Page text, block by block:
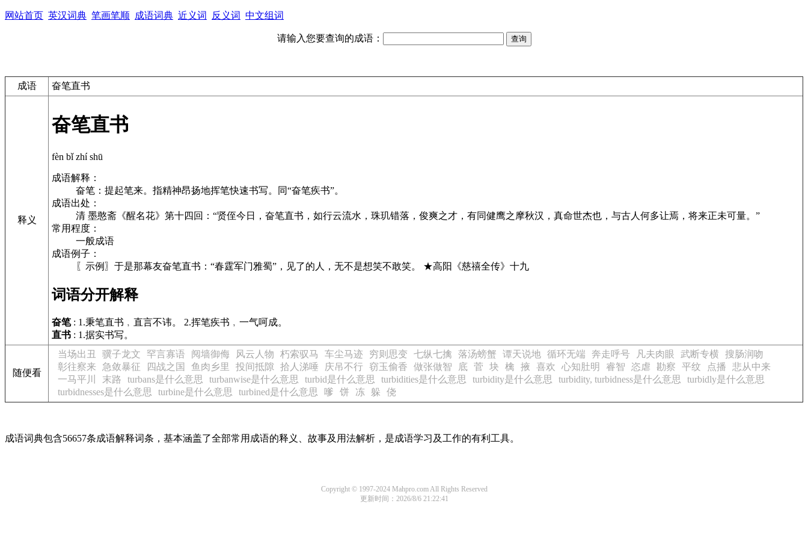
网站首页 英汉词典 笔画笔顺 成语词典 近义词 反义词 中文组词
请输入您要查询的成语：
成语 奋笔直书
释义
奋笔直书
fèn bǐ zhí shū
成语解释：
奋笔：提起笔来。指精神昂扬地挥笔快速书写。同“奋笔疾书”。
成语出处：
清 墨憨斋《醒名花》第十四回：“贤侄今日，奋笔直书，如行云流水，珠玑错落，俊爽之才，有同健鹰之摩秋汉，真命世杰也，与古人何多让焉，将来正未可量。”
常用程度：
一般成语
成语例子：
〖示例〗于是那幕友奋笔直书：“春霆军门雅蜀”，见了的人，无不是想笑不敢笑。 ★高阳《慈禧全传》十九
词语分开解释
奋笔: 1.秉笔直书﹐直言不讳。 2.挥笔疾书﹐一气呵成。
直书 : 1.据实书写。
随便看
当场出丑 骥子龙文 罕言寡语 阋墙御侮 风云人物 朽索驭马 车尘马迹 穷则思变 七纵七擒 落汤螃蟹 谭天说地 循环无端 奔走呼号 凡夫肉眼 武断专横 搜肠润吻
彰往察来
急敛暴征 四战之国 鱼肉乡里 投间抵隙 拾人涕唾 庆吊不行 窃玉偷香 做张做智 底 菅 块 檎 掖 喜欢 心知肚明 睿智 恣虐 勘察 平纹 点播
悲从中来
一马平川
末路 turbans是什么意思 turbanwise是什么意思 turbid是什么意思 turbidities是什么意思 turbidity是什么意思 turbidity, turbidness是什么意思
turbidly是什么意思
turbidnesses是什么意思
turbine是什么意思 turbined是什么意思 嗲 饼 冻 躲 侥
成语词典包含56657条成语解释词条，基本涵盖了全部常用成语的释义、故事及用法解析，是成语学习及工作的有利工具。
Copyright © 1997-2024 Mahpro.com All Rights Reserved
更新时间：2026/8/6 21:22:41